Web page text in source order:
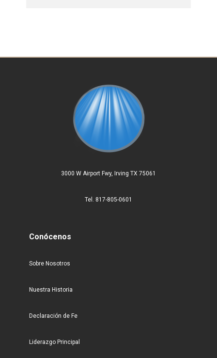
3000 W Airport Fwy, Irving TX 75061
Tel. 817-805-0601
Conócenos
Sobre Nosotros
Nuestra Historia
Declaración de Fe
Liderazgo Principal